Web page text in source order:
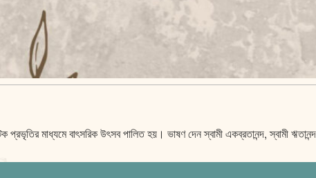
মাধ্যমে বাৎসরিক উৎসব পালিত হয়। ভাষণ দেন স্বামী একব্রতানন্দ, স্বামী ঋতানন্দ,